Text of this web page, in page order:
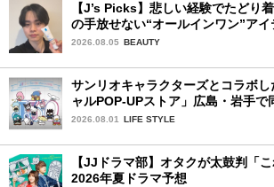
【J’s Picks】悲しい経験でたどり
の手放せない“オールインワン”ア
ファッション夏の必需品〉
2026.08.05 BEAUTY
サンリオキャラクターズとコラボ
ャルPOP-UPストア」広島・岩手で
2026.08.01 LIFE STYLE
【JJドラマ部】オタクが太鼓判「
2026年夏ドラマ予想